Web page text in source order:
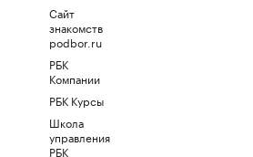
Сайт
знакомств
podbor.ru
РБК
Компании
РБК Курсы
Школа
управления
РБК